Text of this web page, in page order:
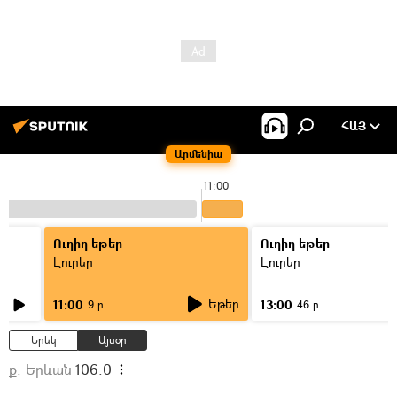
Արմենիա
ՀԱՅ
11:00
Ուղիղ եթեր
Լուրեր
11:00 9 ր Եթեր
Ուղիղ եթեր
Լուրեր
13:00 46 ր
Երեկ Այսօր
ք. Երևան 106.0